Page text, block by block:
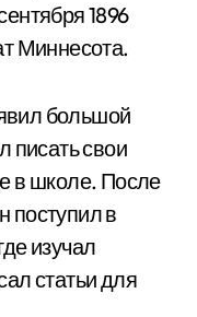
1896
Миннесота.
большой
писать свои
в школе. После
поступил в
изучал
статьи для